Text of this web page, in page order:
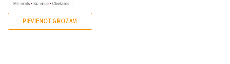
PIEVIENOT GROZAM